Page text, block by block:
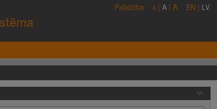
Palīdzība A | A | A EN | LV